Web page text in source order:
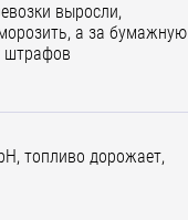
выросли,
а за бумажную
штрафов
топливо дорожает,